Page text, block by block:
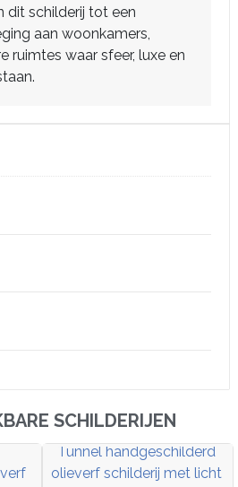
dit schilderij tot een
aan woonkamers,
ruimtes waar sfeer, luxe en
SCHILDERIJEN